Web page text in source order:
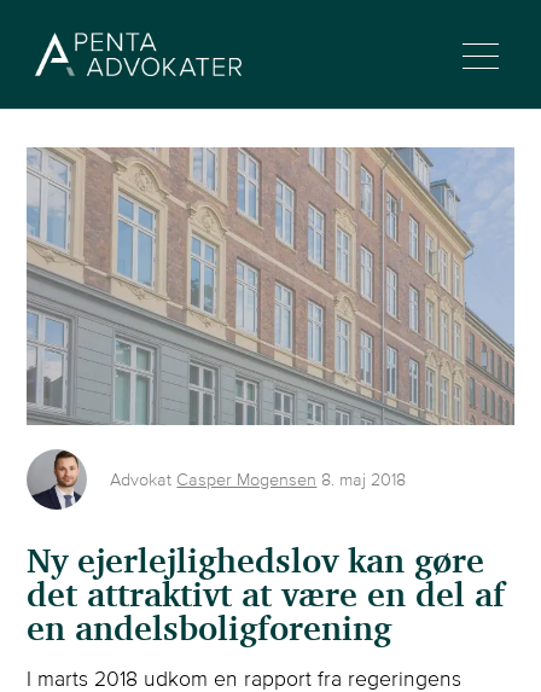
Advokat Casper Mogensen 8. maj 2018
Ny ejerlejlighedslov kan gøre
det attraktivt at være en del af
en andelsboligforening
I marts 2018 udkom en rapport fra regeringens